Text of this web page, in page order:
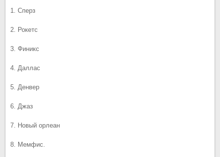
1. Сперз
2. Рокетс
3. Финикс
4. Даллас
5. Денвер
6. Джаз
7. Новый орлеан
8. Мемфис.